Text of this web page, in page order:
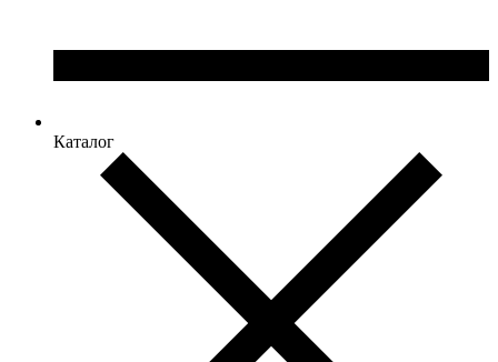
Каталог